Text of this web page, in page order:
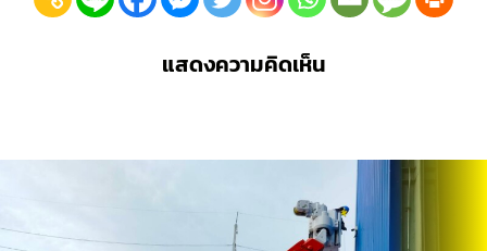
แสดงความคิดเห็น